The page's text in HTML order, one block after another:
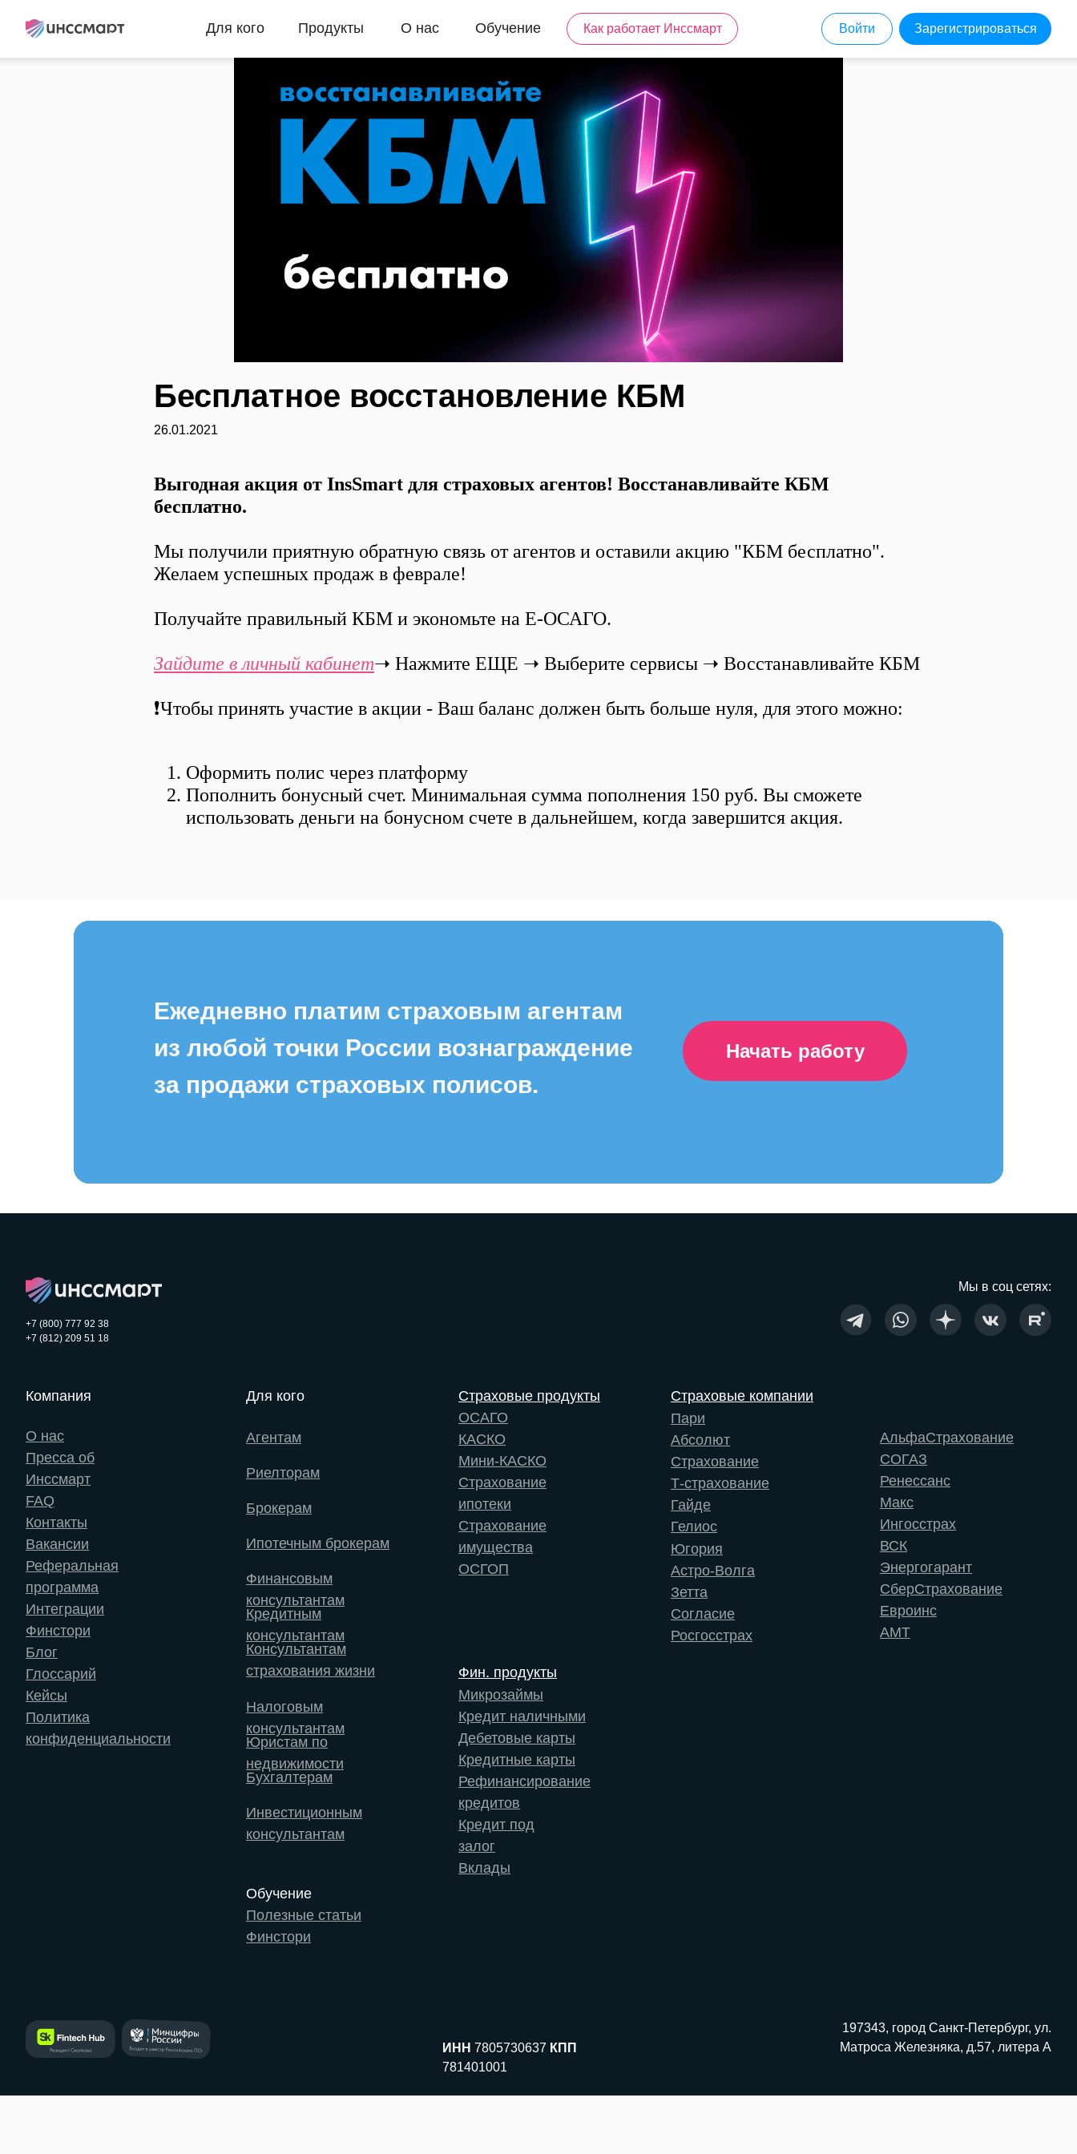
Зарегистрироваться
Как работает Инссмарт Войти
Для кого Продукты О нас Обучение
Главная
Бесплатное восстановление КБМ
26.01.2021
Выгодная акция от InsSmart для страховых агентов! Восстанавливайте КБМ
бесплатно.
Мы получили приятную обратную связь от агентов и оставили акцию "КБМ бесплатно".
Желаем успешных продаж в феврале!
Получайте правильный КБМ и экономьте на Е-ОСАГО.
Зайдите в личный кабинет➝ Нажмите ЕЩЕ ➝ Выберите сервисы ➝ Восстанавливайте КБМ
❗️Чтобы принять участие в акции - Ваш баланс должен быть больше нуля, для этого можно:
Оформить полис через платформу
Пополнить бонусный счет. Минимальная сумма пополнения 150 руб. Вы сможете
использовать деньги на бонусном счете в дальнейшем, когда завершится акция.
Начать работу
Ежедневно платим страховым агентам
из любой точки России вознаграждение
за продажи страховых полисов.
ИНН 7805730637 КПП
781401001
197343, город Санкт-Петербург, ул.
Матроса Железняка, д.57, литера А
+7 (800) 777 92 38
+7 (812) 209 51 18
Мы в соц сетях:
Для кого
Агентам
Риелторам
Брокерам
Ипотечным брокерам
Кредитным
консультантам
Консультантам
страхования жизни
Налоговым
консультантам
Инвестиционным
консультантам
Бухгалтерам
Юристам по
недвижимости
Финансовым
консультантам
Обучение
Полезные статьи
Финстори
АльфаСтрахование
СОГАЗ
Ренессанс
Макс
Ингосстрах
ВСК
Энергогарант
СберСтрахование
Евроинс
АМТ
Страховые компании
Пари
Абсолют
Страхование
Т-страхование
Гайде
Гелиос
Югория
Астро-Волга
Зетта
Согласие
Росгосстрах
Фин. продукты
Микрозаймы
Кредит наличными
Дебетовые карты
Кредитные карты
Рефинансирование
кредитов
Кредит под
залог
Вклады
Страховые продукты
ОСАГО
КАСКО
Мини-КАСКО
Страхование
ипотеки
Страхование
имущества
ОСГОП
Компания
О нас
Пресса об
Инссмарт
FAQ
Контакты
Вакансии
Реферальная
программа
Интеграции
Финстори
Блог
Глоссарий
Кейсы
Политика
конфиденциальности